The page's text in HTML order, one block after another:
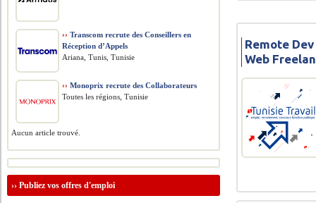
Remote
Web
›› Transcom recrute des Conseillers en
Réception d’Appels
Ariana, Tunis, Tunisie
›› Monoprix recrute des Collaborateurs
Toutes les régions, Tunisie
Aucun article trouvé.
››Publiez vos offres d'emploi